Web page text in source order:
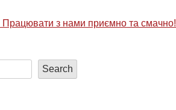
Працювати з нами приємно та смачно!
Search